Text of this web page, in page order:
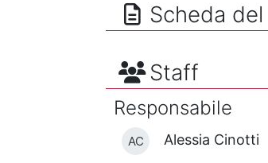
Scheda
Staff
Responsabile
AC Alessia Cinotti